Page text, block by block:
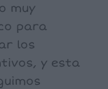
muy
para
los
y esta